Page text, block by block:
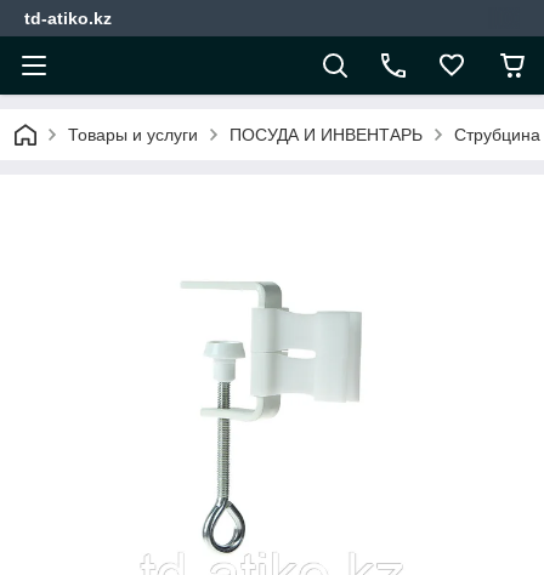
td-atiko.kz
Товары и услуги ПОСУДА И ИНВЕНТАРЬ